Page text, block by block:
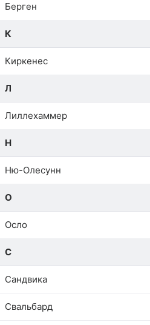
Берген
К
Киркенес
Л
Лиллехаммер
Н
Ню-Олесунн
О
Осло
С
Сандвика
Свальбард